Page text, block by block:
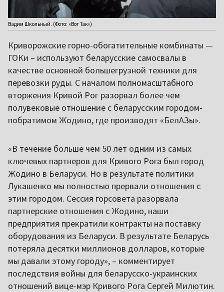
Вадим Школьный. (Фото: «Вот Так»)
Криворожские горно-обогатительные комбинаты —
ГОКи – используют беларусские самосвалы в
качестве основной большегрузной техники для
перевозки руды. С началом полномасштабного
вторжения Кривой Рог разорвал более чем
полувековые отношение с беларусским городом-
побратимом Жодино, где производят «БелАЗы».
«В течение больше чем 50 лет одним из самых
ключевых партнеров для Кривого Рога был город
Жодино в Беларуси. Но в результате политики
Лукашенко мы полностью прервали отношения с
этим городом. Сессия горсовета разорвала
партнерские отношения с Жодино, наши
предприятия прекратили контракты на поставку
оборудования из Беларуси. В результате Беларусь
потеряла десятки миллионов долларов, которые
мы давали этому городу», – комментирует
последствия войны для беларусско-украинских
отношений вице-мэр Кривого Рога Сергей Милютин.